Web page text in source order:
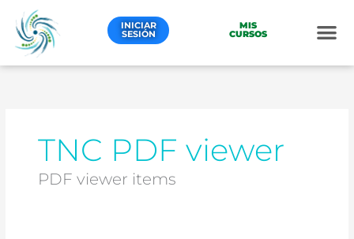
contenido
INICIAR
SESIÓN
MIS
CURSOS
TNC PDF viewer
PDF viewer items